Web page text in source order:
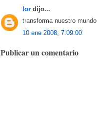
lor dijo...
transforma nuestro mundo
10 ene 2008, 7:09:00
Publicar un comentario